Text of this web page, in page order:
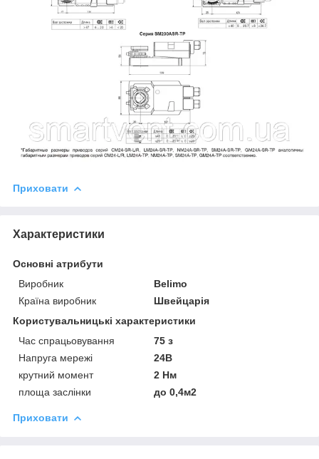
Приховати
Характеристики
Основні атрибути
Виробник
Belimo
Країна виробник
Швейцарія
Користувальницькі характеристики
Час спрацьовування
75 з
Напруга мережі
24В
крутний момент
2 Нм
площа заслінки
до 0,4м2
Приховати